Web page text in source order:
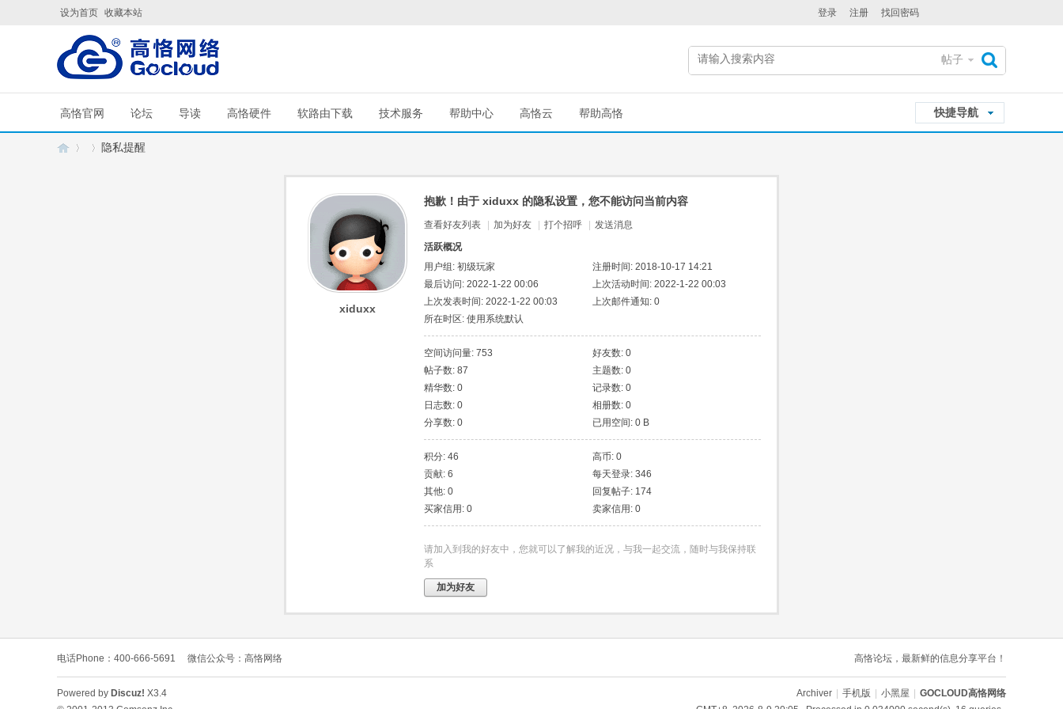
设为首页 收藏本站 登录 注册 找回密码
帖子
快捷导航
高恪官网 论坛 导读 高恪硬件 软路由下载 技术服务 帮助中心 高恪云 帮助高恪
L
隐私提醒
xiduxx
抱歉！由于 xiduxx 的隐私设置，您不能访问当前内容
查看好友列表 加为好友 打个招呼
发送消息
活跃概况
用户组: 初级玩家
注册时间: 2018-10-17 14:21
最后访问: 2022-1-22 00:06
上次活动时间: 2022-1-22 00:03
上次发表时间: 2022-1-22 00:03
上次邮件通知: 0
所在时区: 使用系统默认
空间访问量: 753
好友数: 0
帖子数: 87
主题数: 0
精华数: 0
记录数: 0
日志数: 0
相册数: 0
分享数: 0
已用空间: 0 B
积分: 46
高币: 0
贡献: 6
每天登录: 346
其他: 0
回复帖子: 174
买家信用: 0
卖家信用: 0
请加入到我的好友中，您就可以了解我的近况，与我一起交流，随时与我保持联
系
加为好友
电话Phone：400-666-5691 微信公众号：高恪网络 高恪论坛，最新鲜的信息分享平台！
Archiver 手机版 小黑屋
GOCLOUD高恪网络
Powered by Discuz! X3.4